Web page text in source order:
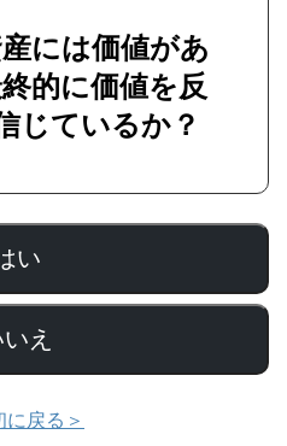
産には価値があ
的に価値を反
じているか？
い
え
に戻る＞